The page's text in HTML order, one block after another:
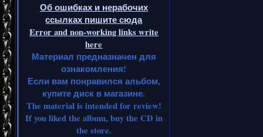
Об ошибках и нерабочих
ссылках пишите сюда
Error and non-working links write
here
Материал предназначен для
ознакомления!
Если вам понравился альбом,
купите диск в магазине.
The material is intended for review!
If you liked the album, buy the CD in
the store.